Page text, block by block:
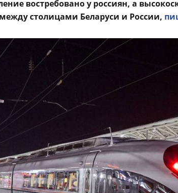
востребовано у россиян, а
столицами Беларуси и России,